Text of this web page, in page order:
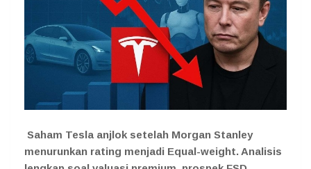
Saham Tesla anjlok setelah Morgan Stanley
menurunkan rating menjadi Equal-weight. Analisis